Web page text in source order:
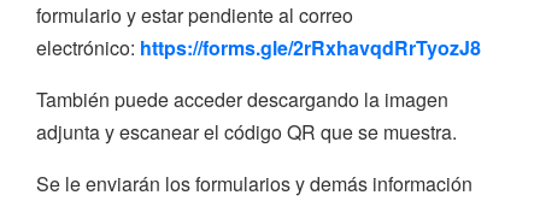
formulario y estar pendiente al correo
electrónico: https://forms.gle/2rRxhavqdRrTyozJ8
También puede acceder descargando la imagen
adjunta y escanear el código QR que se muestra.
Se le enviarán los formularios y demás información